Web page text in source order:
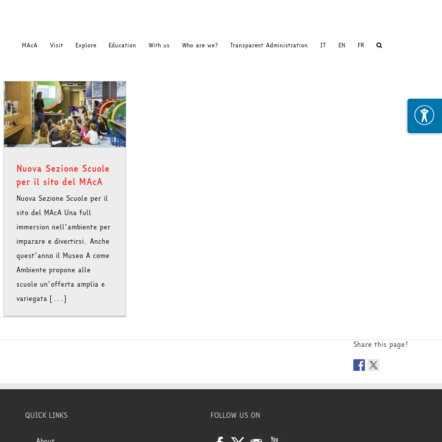
MAcA Visit Explore Education With us Who are we? Transparent Administration IT EN FR
Nuova Sezione Scuole
per il sito del MAcA
Nuova Sezione Scuole per il
sito del MAcA Una full
immersion nell’ambiente per
imparare e divertirsi. Anche
quest’anno il Museo A come
Ambiente propone alle
scuole un’offerta amplia e
variegata [...]
Share this page!
QUICK LINKS FOLLOW US ON